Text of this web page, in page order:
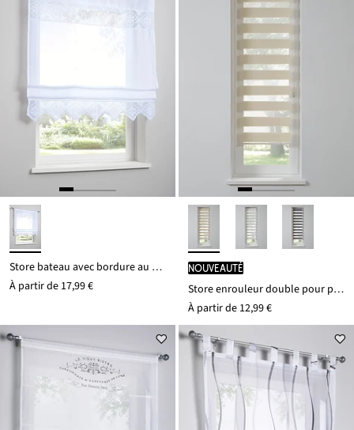
Store bateau avec bordure au crochet
À partir de 17,99 €
Nouveauté
Store enrouleur double pour petites fenêtres
À partir de 12,99 €